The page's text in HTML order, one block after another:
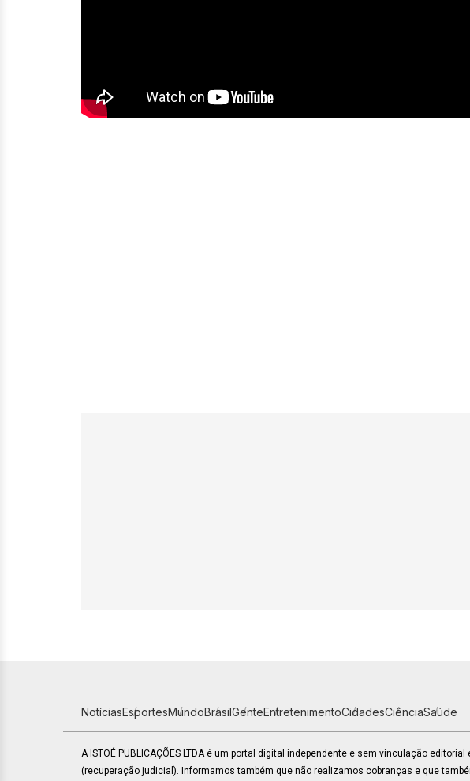
NotíciasEsportesMundoBrasilGenteEntretenimentoCidadesCiênciaSaúde
A ISTOÉ PUBLICAÇÕES LTDA é um portal digital independente e sem vinculação editorial
(recuperação judicial). Informamos também que não realizamos cobranças e que